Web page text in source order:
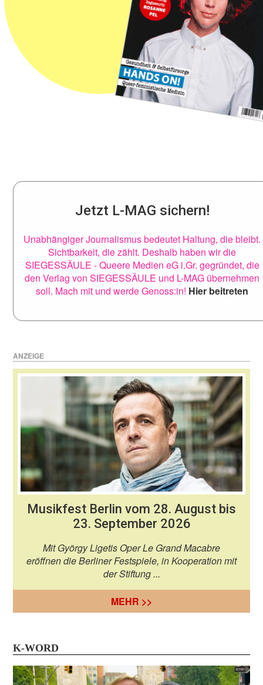
Jetzt L-MAG sichern!
Unabhängiger Journalismus bedeutet Haltung, die bleibt.
Sichtbarkeit, die zählt. Deshalb haben wir die
SIEGESSÄULE - Queere Medien eG i.Gr. gegründet, die
den Verlag von SIEGESSÄULE und L-MAG übernehmen
soll. Mach mit und werde Genoss:in! Hier beitreten
ANZEIGE
Musikfest Berlin vom 28. August bis
23. September 2026
Mit György Ligetis Oper Le Grand Macabre
eröffnen die Berliner Festspiele, in Kooperation mit
der Stiftung ...
MEHR >>
K-WORD